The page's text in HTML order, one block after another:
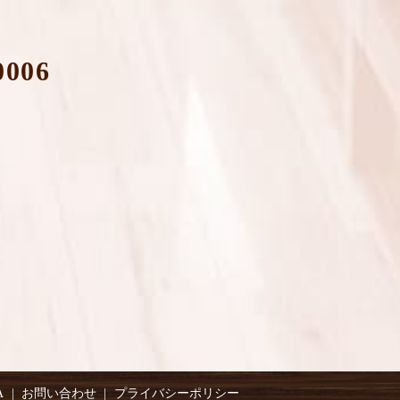
お問い合わせ プライバシーポリシー